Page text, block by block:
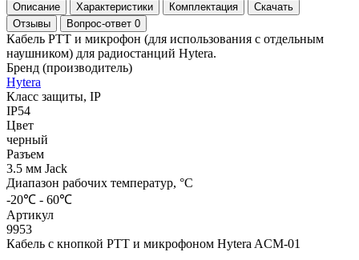
Описание Характеристики Комплектация
Скачать
Отзывы
Вопрос-ответ 0
Кабель РТТ и микрофон (для использования с отдельным
наушником) для радиостанций Hytera.
Бренд (производитель)
Hytera
Класс защиты, IP
IP54
Цвет
черный
Разъем
3.5 мм Jack
Диапазон рабочих температур, °С
-20℃ - 60℃
Артикул
9953
Кабель с кнопкой PTT и микрофоном Hytera ACM-01